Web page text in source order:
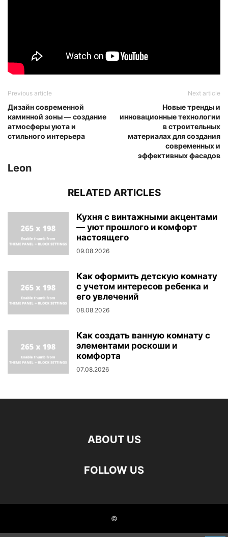
Previous article
Дизайн современной
каминной зоны — создание
атмосферы уюта и
стильного интерьера
Next article
Новые тренды и
инновационные технологии
в строительных
материалах для создания
современных и
эффективных фасадов
Leon
RELATED ARTICLES
Кухня с винтажными акцентами
— уют прошлого и комфорт
настоящего
09.08.2026
Как оформить детскую комнату
с учетом интересов ребенка и
его увлечений
08.08.2026
Как создать ванную комнату с
элементами роскоши и
комфорта
07.08.2026
ABOUT US
FOLLOW US
©